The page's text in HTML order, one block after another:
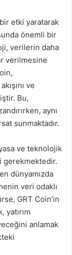
etki yaratarak
önemli bir
verilerin daha
verilmesine
ve
Bu,
aynı
sunmaktadır.
ve teknolojik
gerekmektedir.
dünyamızda
veri odaklı
GRT Coin’in
yatırım
anlamak